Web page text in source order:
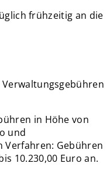
frühzeitig an die
in Höhe von
und
Verfahren: Gebühren
10.230,00 Euro an.